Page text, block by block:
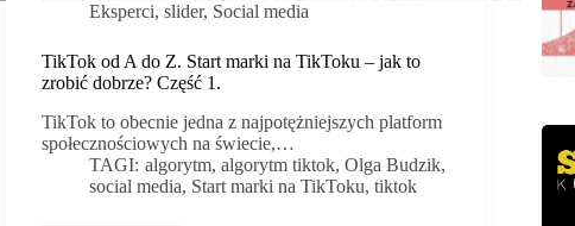
Eksperci,slider, Social media
TikTok od A do Z. Start marki na TikToku – jak to
zrobić dobrze? Część 1.
TikTok to obecnie jedna z najpotężniejszych platform
społecznościowych na świecie,…
TAGI: algorytm, algorytm tiktok, Olga Budzik,
social media, Start marki na TikToku,tiktok